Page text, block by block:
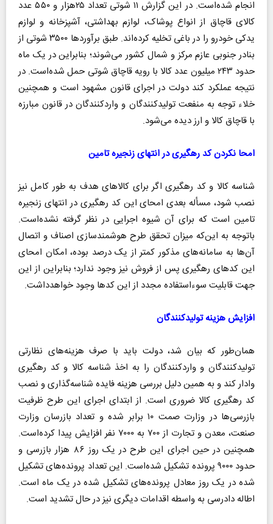
انجام شده‌است. در این گزارش ۱۱ شوتی تعداد ۲۵هزار و ۵۵۰ عدد
کالای قاچاق از انواع پوشاک، لوازم بهداشتی، آشپزخانه و لوازم
یدکی خودرو را در باغی تخلیه کرده‌اند. طبق برآورد‌ها ۳۵۰۰ شوتی از
بنادر جنوبی عازم مرکز و شمال کشور می‌شوند؛ بنابراین در یک ماه
حدود ۲۴۳ میلیون عدد کالا با رویه قاچاق شوتی حمل شده‌است. در
نتیجه عملکرد کند دولت در اجرای قانون مشهود است و همچنین
خلاء توجه به منفعت تولیدکنندگان و واردکنندگان در قانون مبارزه
با قاچاق کالا و ارز دیده می‌شود.
امحا نکردن کد رهگیری در انتهای زنجیره تامین
شناسه کالا و کد رهگیری اگر برای کالا‌های هدف به طور کامل نیز
نصب شود، مسأله بعدی امحای این کد رهگیری در انتهای زنجیره
تامین است که برای آن شیوه اجرایی در نظر گرفته نشده‌است.
باتوجه به این‌که میزان تحقق طرح هوشمندسازی اصناف و اتصال
آن‌ها به سامانه‌های مذکور کمتر از یک درصد بوده، امکان امحای
این کد‌های رهگیری پس از فروش نیز وجود ندارد؛ بنابراین از این
جهت قابلیت سوءاستفاده مجدد از این کد‌ها وجود خواهدداشت.
افزایش هزینه تولیدکنندگان
همان‌طور که بیان شد، دولت باید با صرف هزینه‌های نظارتی
تولیدکنندگان و واردکنندگان را به اخذ شناسه کالا و کد رهگیری
وادار کند و به همین دلیل بررسی هزینه فایده شناسه‌گذاری و نصب
کد رهگیری کالا ضروری است. از ابتدای اجرای این طرح ظرفیت
بازرسی‌ها در وزارت صمت ۱۰ برابر شده و تعداد بازرسان وزارت
صنعت، معدن و تجارت از ۷۰۰ به ۷۰۰۰ نفر افزایش پیدا کرده‌است.
همچنین در حین اجرای این طرح در یک روز ۸۶ هزار بازرسی و
حدود ۹۰۰۰ پرونده تشکیل شده‌است. این تعداد پرونده‌های تشکیل
شده در یک روز معادل پرونده‌های تشکیل شده در یک ماه است.
اطاله دادرسی به واسطه اقدامات دیگری نیز در حال تشدید است.